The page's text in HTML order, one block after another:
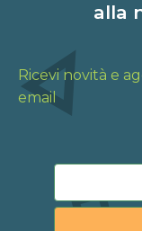
alla
Ricevi novità e
email